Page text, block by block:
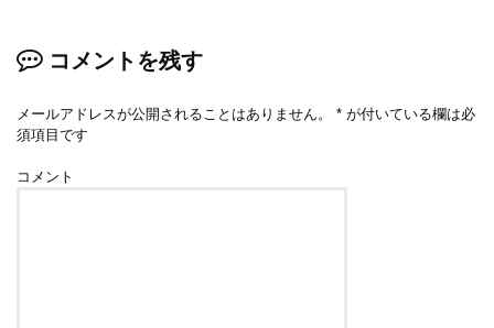
コメントを残す
メールアドレスが公開されることはありません。 * が付いている欄は必
須項目です
コメント